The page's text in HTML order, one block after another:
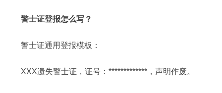
警士证登报怎么写？
警士证通用登报模板：
XXX遗失警士证，证号：*************，声明作废。